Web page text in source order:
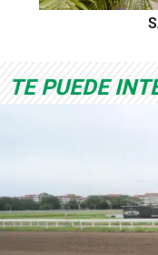
TE PUEDE